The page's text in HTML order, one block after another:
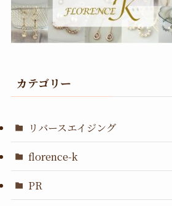
カテゴリー
リバースエイジング
florence-k
PR